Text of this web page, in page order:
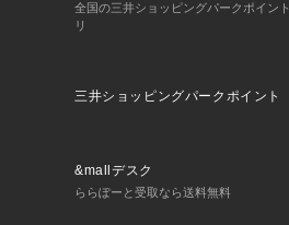
全国の三井ショッピングパークポイン
リ
三井ショッピングパークポイント
&mallデスク
ららぽーと受取なら送料無料